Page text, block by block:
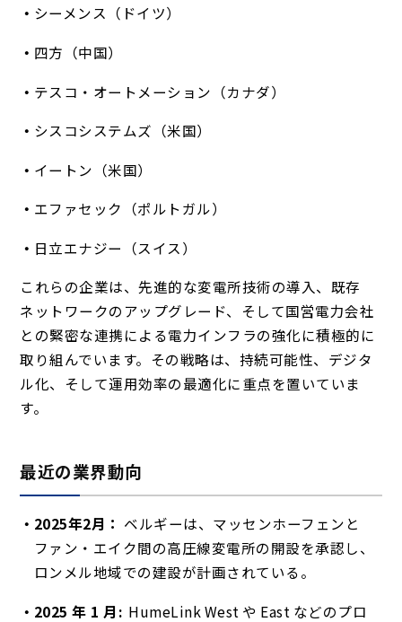
シーメンス（ドイツ）
四方（中国）
テスコ・オートメーション（カナダ）
シスコシステムズ（米国）
イートン（米国）
エファセック（ポルトガル）
日立エナジー（スイス）
これらの企業は、先進的な変電所技術の導入、既存
ネットワークのアップグレード、そして国営電力会社
との緊密な連携による電力インフラの強化に積極的に
取り組んでいます。その戦略は、持続可能性、デジタ
ル化、そして運用効率の最適化に重点を置いていま
す。
最近の業界動向
2025年2月： ベルギーは、マッセンホーフェンと
ファン・エイク間の高圧線変電所の開設を承認し、
ロンメル地域での建設が計画されている。
2025 年 1 月: HumeLink West や East などのプロ